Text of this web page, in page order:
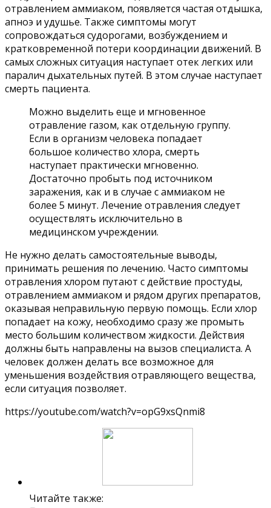
отравлением аммиаком, появляется частая отдышка,
апноэ и удушье. Также симптомы могут
сопровождаться судорогами, возбуждением и
кратковременной потери координации движений. В
самых сложных ситуация наступает отек легких или
паралич дыхательных путей. В этом случае наступает
смерть пациента.
Можно выделить еще и мгновенное
отравление газом, как отдельную группу.
Если в организм человека попадает
большое количество хлора, смерть
наступает практически мгновенно.
Достаточно пробыть под источником
заражения, как и в случае с аммиаком не
более 5 минут. Лечение отравления следует
осуществлять исключительно в
медицинском учреждении.
Не нужно делать самостоятельные выводы,
принимать решения по лечению. Часто симптомы
отравления хлором путают с действие простуды,
отравлением аммиаком и рядом других препаратов,
оказывая неправильную первую помощь. Если хлор
попадает на кожу, необходимо сразу же промыть
место большим количеством жидкости. Действия
должны быть направлены на вызов специалиста. А
человек должен делать все возможное для
уменьшения воздействия отравляющего вещества,
если ситуация позволяет.
https://youtube.com/watch?v=opG9xsQnmi8
Читайте также: